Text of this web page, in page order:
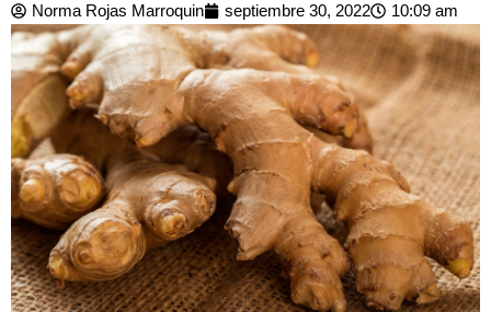
Norma Rojas Marroquin
septiembre 30, 2022 10:09 am